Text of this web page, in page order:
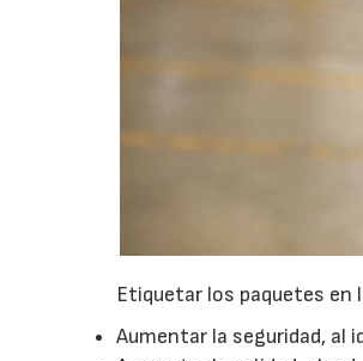
Etiquetar los paquetes en
Aumentar la seguridad, al